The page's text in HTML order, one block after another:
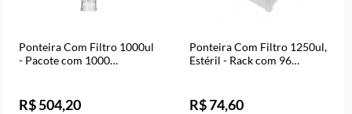
Ponteira Com Filtro 1000ul
- Pacote com 1000
R$ 504,20
Ponteira Com Filtro 1250ul,
Estéril - Rack com 96
R$ 74,60